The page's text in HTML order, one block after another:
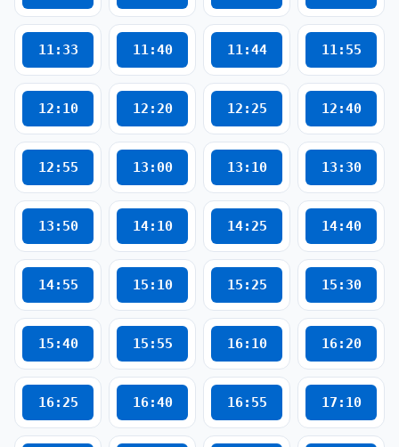
11:33 11:40 11:44 11:55
12:10 12:20 12:25 12:40
12:55 13:00 13:10 13:30
13:50 14:10 14:25 14:40
14:55 15:10 15:25 15:30
15:40 15:55 16:10 16:20
16:25 16:40 16:55 17:10